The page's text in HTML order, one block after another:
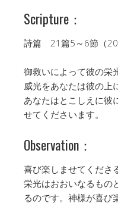
Scripture：
詩篇 21篇5～6節（
御救いによって彼の栄
威光をあなたは彼の上
あなたはとこしえに彼
せてくださいます。
Observation：
喜び楽しませてくださ
栄光はおおいなるもの
るのです。神様が喜び